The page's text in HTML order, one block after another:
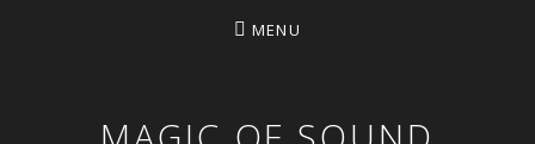
MENU